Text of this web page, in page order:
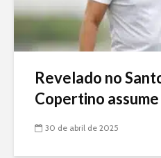
Revelado no
Copertino
30 de abril de 2025